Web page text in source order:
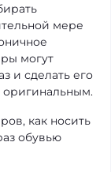
мере
могут
и сделать его
как носить
обувью